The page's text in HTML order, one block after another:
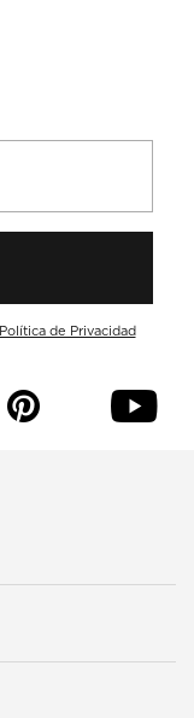
Política de Privacidad
p y